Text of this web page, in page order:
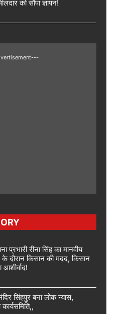
को सौंपा ज्ञापन!
रीना सिंह का मानवीय
दौरान किसान की मदद, किसान
सिंहपुर बना लोक न्यास,